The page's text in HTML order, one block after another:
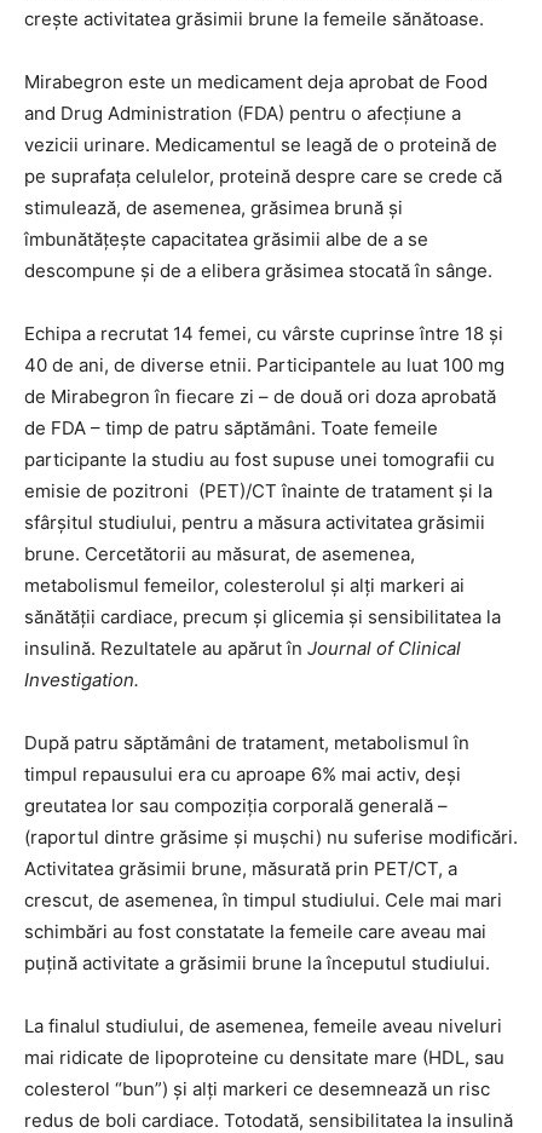
crește activitatea grăsimii brune la femeile sănătoase.
Mirabegron este un medicament deja aprobat de Food
and Drug Administration (FDA) pentru o afecțiune a
vezicii urinare. Medicamentul se leagă de o proteină de
pe suprafața celulelor, proteină despre care se crede că
stimulează, de asemenea, grăsimea brună și
îmbunătățește capacitatea grăsimii albe de a se
descompune și de a elibera grăsimea stocată în sânge.
Echipa a recrutat 14 femei, cu vârste cuprinse între 18 și
40 de ani, de diverse etnii. Participantele au luat 100 mg
de Mirabegron în fiecare zi – de două ori doza aprobată
de FDA – timp de patru săptămâni. Toate femeile
participante la studiu au fost supuse unei tomografii cu
emisie de pozitroni (PET)/CT înainte de tratament și la
sfârșitul studiului, pentru a măsura activitatea grăsimii
brune. Cercetătorii au măsurat, de asemenea,
metabolismul femeilor, colesterolul și alți markeri ai
sănătății cardiace, precum și glicemia și sensibilitatea la
insulină. Rezultatele au apărut în Journal of Clinical
Investigation.
După patru săptămâni de tratament, metabolismul în
timpul repausului era cu aproape 6% mai activ, deși
greutatea lor sau compoziția corporală generală –
(raportul dintre grăsime și mușchi) nu suferise modificări.
Activitatea grăsimii brune, măsurată prin PET/CT, a
crescut, de asemenea, în timpul studiului. Cele mai mari
schimbări au fost constatate la femeile care aveau mai
puțină activitate a grăsimii brune la începutul studiului.
La finalul studiului, de asemenea, femeile aveau niveluri
mai ridicate de lipoproteine cu densitate mare (HDL, sau
colesterol “bun”) și alți markeri ce desemnează un risc
redus de boli cardiace. Totodată, sensibilitatea la insulină